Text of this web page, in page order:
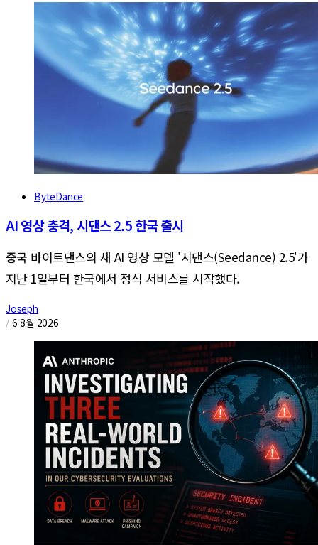
ByteDance
AI 영상 충격, 시댄스 2.5 한국 출시
중국 바이트댄스의 새 AI 영상 모델 '시댄스(Seedance) 2.5'가
지난 1일부터 한국에서 정식 서비스를 시작했다.
Joseph
/ 6 8월 2026